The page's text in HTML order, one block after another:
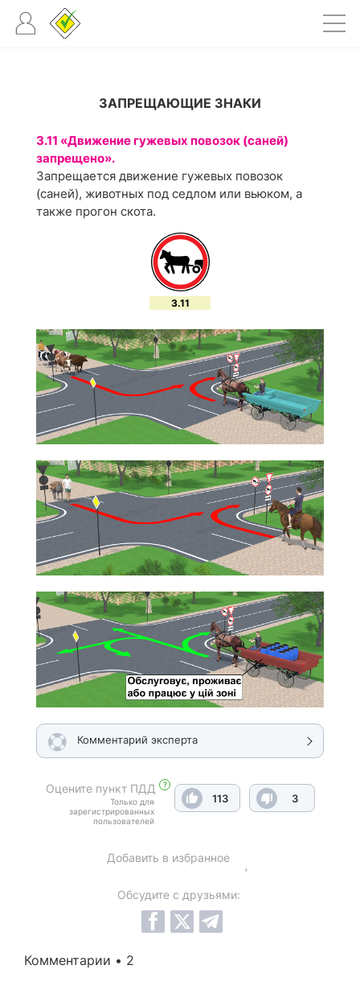
ЗАПРЕЩАЮЩИЕ ЗНАКИ
3.11 «Движение гужевых повозок (саней)
запрещено».
Запрещается движение гужевых повозок
(саней), животных под седлом или вьюком, а
также прогон скота.
3.11
Комментарий эксперта
Оцените пункт ПДД ?
Только для
зарегистрированных
пользователей
113 3
Добавить в избранное
Обсудите с друзьями:
Комментарии • 2